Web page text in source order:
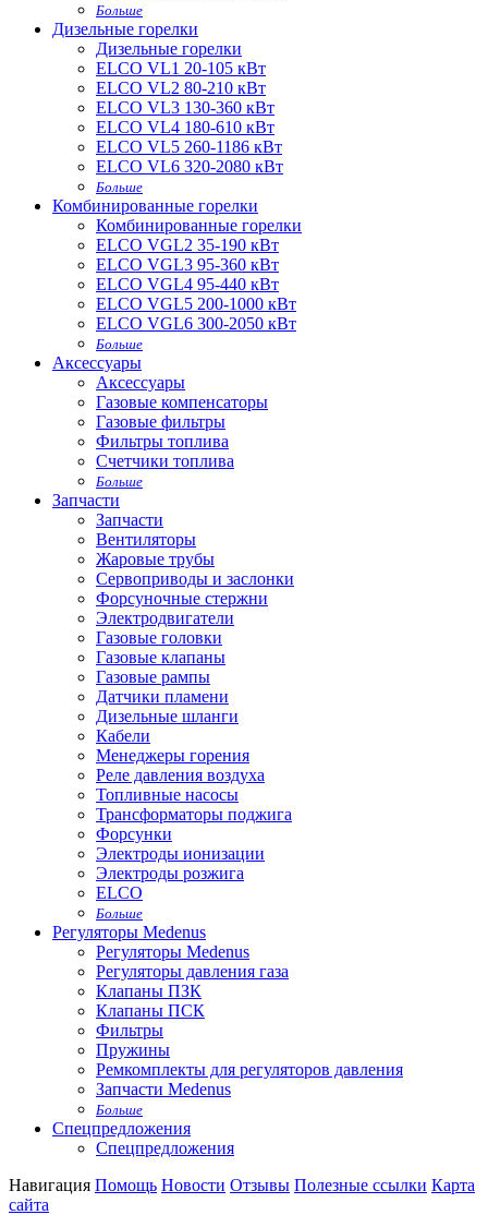
Больше
Дизельные горелки
Дизельные горелки
ELCO VL1 20-105 кВт
ELCO VL2 80-210 кВт
ELCO VL3 130-360 кВт
ELCO VL4 180-610 кВт
ELCO VL5 260-1186 кВт
ELCO VL6 320-2080 кВт
Больше
Комбинированные горелки
Комбинированные горелки
ELCO VGL2 35-190 кВт
ELCO VGL3 95-360 кВт
ELCO VGL4 95-440 кВт
ELCO VGL5 200-1000 кВт
ELCO VGL6 300-2050 кВт
Больше
Аксессуары
Аксессуары
Газовые компенсаторы
Газовые фильтры
Фильтры топлива
Счетчики топлива
Больше
Запчасти
Запчасти
Вентиляторы
Жаровые трубы
Сервоприводы и заслонки
Форсуночные стержни
Электродвигатели
Газовые головки
Газовые клапаны
Газовые рампы
Датчики пламени
Дизельные шланги
Кабели
Менеджеры горения
Реле давления воздуха
Топливные насосы
Трансформаторы поджига
Форсунки
Электроды ионизации
Электроды розжига
ELCO
Больше
Регуляторы Medenus
Регуляторы Medenus
Регуляторы давления газа
Клапаны ПЗК
Клапаны ПСК
Фильтры
Пружины
Ремкомплекты для регуляторов давления
Запчасти Medenus
Больше
Спецпредложения
Спецпредложения
Навигация Помощь Новости Отзывы Полезные ссылки Карта
сайта